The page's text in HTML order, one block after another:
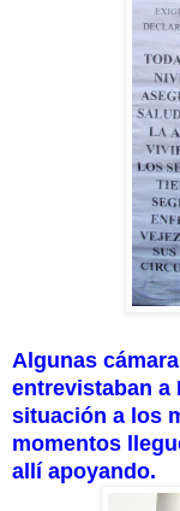
Algunas
entrevistaban a
situación a los
momentos
allí apoyando.